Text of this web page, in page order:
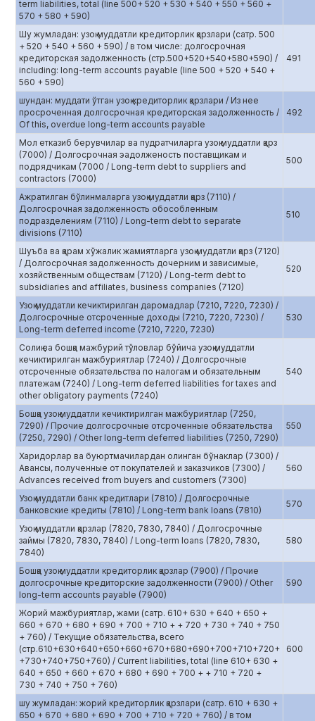
term liabilities, total (line 500+ 520 + 530 + 540 + 550 + 560 +
570 + 580 + 590)
Шу жумладан: узоқ муддатли кредиторлик қарзлари (сатр. 500
+ 520 + 540 + 560 + 590) / в том числе: долгосрочная
кредиторская задолженность (стр.500+520+540+580+590) /
including: long-term accounts payable (line 500 + 520 + 540 +
560 + 590)
491
шундан: муддати ўтган узоқ кредиторлик қарзлари / Из нее
просроченная долгосрочная кредиторская задолженность /
Of this, overdue long-term accounts payable
492
Мол етказиб берувчилар ва пудратчиларга узоқ муддатли қарз
(7000) / Долгосрочная эадолженость поставщикам и
подрядчикам (7000 / Long-term debt to suppliers and
contractors (7000)
500
Ажратилган бўлинмаларга узоқ муддатли қарз (7110) /
Долгосрочная задолженность обособленным
подразделениям (7110) / Long-term debt to separate
divisions (7110)
510
Шуъба ва қарам хўжалик жамиятларга узоқ муддатли қарз (7120)
/ Долгосрочная задолженность дочерним и зависимые,
хозяйственным обществам (7120) / Long-term debt to
subsidiaries and affiliates, business companies (7120)
520
Узоқ муддатли кечиктирилган даромадлар (7210, 7220, 7230) /
Долгосрочные отсроченные доходы (7210, 7220, 7230) /
Long-term deferred income (7210, 7220, 7230)
530
Солиқ ва бошқа мажбурий тўловлар бўйича узоқ муддатли
кечиктирилган мажбуриятлар (7240) / Долгосрочные
отсроченные обязательства по налогам и обязательным
платежам (7240) / Long-term deferred liabilities for taxes and
other obligatory payments (7240)
540
Бошқа узоқ муддатли кечиктирилган мажбуриятлар (7250,
7290) / Прочие долгосрочные отсроченные обязательства
(7250, 7290) / Other long-term deferred liabilities (7250, 7290)
550
Харидорлар ва буюртмачилардан олинган бўнаклар (7300) /
Авансы, полученные от покупателей и заказчиков (7300) /
Advances received from buyers and customers (7300)
560
Узоқ муддатли банк кредитлари (7810) / Долгосрочные
банковские кредиты (7810) / Long-term bank loans (7810)
570
Узоқ муддатли қарзлар (7820, 7830, 7840) / Долгосрочные
займы (7820, 7830, 7840) / Long-term loans (7820, 7830,
7840)
580
Бошқа узоқ муддатли кредиторлик қарзлар (7900) / Прочие
долгосрочные кредиторские задолженности (7900) / Other
long-term accounts payable (7900)
590
Жорий мажбуриятлар, жами (сатр. 610+ 630 + 640 + 650 +
660 + 670 + 680 + 690 + 700 + 710 + + 720 + 730 + 740 + 750
+ 760) / Текущие обязательства, всего
(стр.610+630+640+650+660+670+680+690+700+710+720+
+730+740+750+760) / Current liabilities, total (line 610+ 630 +
640 + 650 + 660 + 670 + 680 + 690 + 700 + + 710 + 720 +
730 + 740 + 750 + 760)
600
шу жумладан: жорий кредиторлик қарзлари (сатр. 610 + 630 +
650 + 670 + 680 + 690 + 700 + 710 + 720 + 760) / в том